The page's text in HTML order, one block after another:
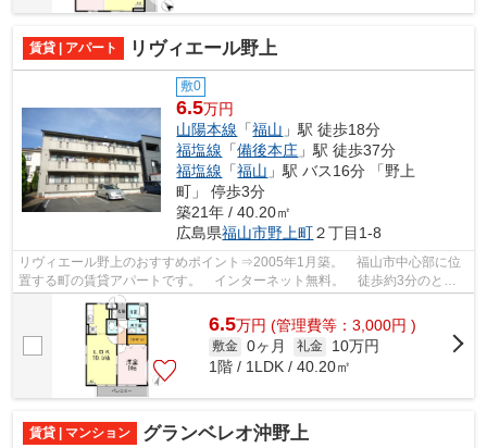
賃貸 | アパート リヴィエール野上
敷0
6.5万円
山陽本線 「福山 」駅 徒歩18分
福塩線 「備後本庄 」駅 徒歩37分
福塩線 「福山 」駅 バス16分 「野上
町」 停歩3分
築21年 / 40.20㎡
広島県福山市野上町２丁目1-8
リヴィエール野上のおすすめポイント⇒2005年1月築。 福山市中心部に位
置する町の賃貸アパートです。 インターネット無料。 徒歩約3分のとこ
ろにはコンビニエンスストアがあり、徒歩...
6.5万円 (管理費等：3,000円 )
敷金 0ヶ月 礼金
10万円
1階 / 1LDK / 40.20㎡
賃貸 | マンション グランベレオ沖野上